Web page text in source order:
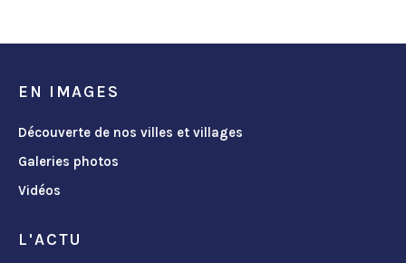
EN IMAGES
Découverte de nos villes et villages
Galeries photos
Vidéos
L'ACTU